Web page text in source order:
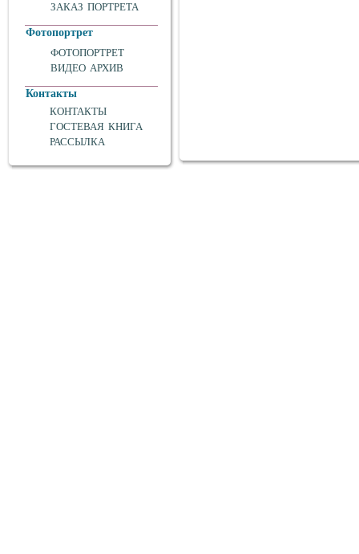
ЗАКАЗ ПОРТРЕТА
Фотопортрет
ФОТОПОРТРЕТ
ВИДЕО АРХИВ
Контакты
КОНТАКТЫ
ГОСТЕВАЯ КНИГА
РАССЫЛКА